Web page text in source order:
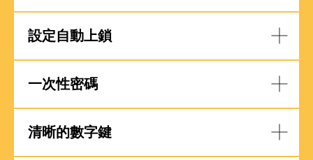
設定自動上鎖
一次性密碼
清晰的數字鍵